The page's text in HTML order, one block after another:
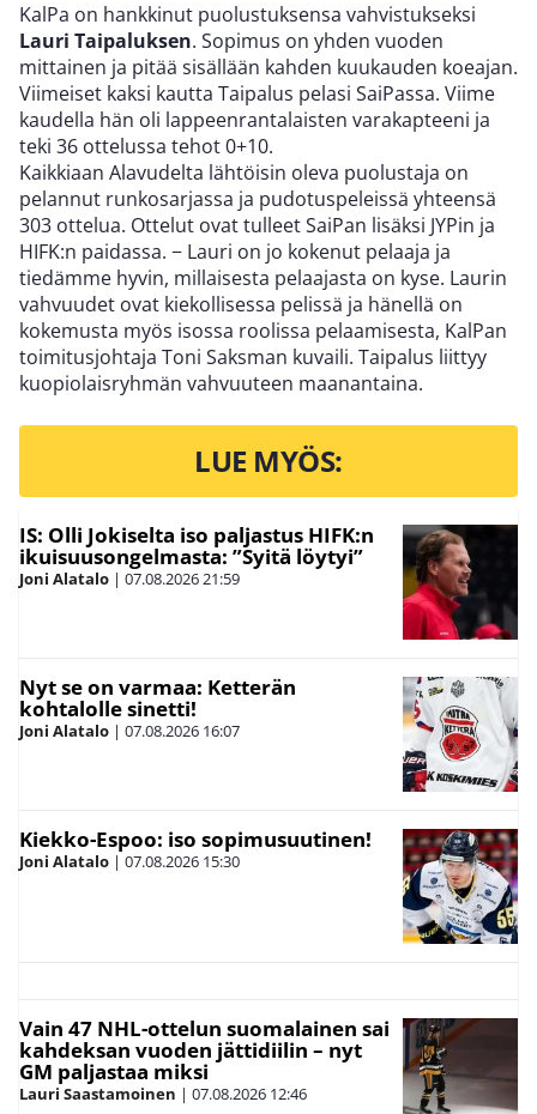
KalPa on hankkinut puolustuksensa vahvistukseksi
Lauri Taipaluksen. Sopimus on yhden vuoden
mittainen ja pitää sisällään kahden kuukauden koeajan.
Viimeiset kaksi kautta Taipalus pelasi SaiPassa. Viime
kaudella hän oli lappeenrantalaisten varakapteeni ja
teki 36 ottelussa tehot 0+10.
Kaikkiaan Alavudelta lähtöisin oleva puolustaja on
pelannut runkosarjassa ja pudotuspeleissä yhteensä
303 ottelua. Ottelut ovat tulleet SaiPan lisäksi JYPin ja
HIFK:n paidassa. − Lauri on jo kokenut pelaaja ja
tiedämme hyvin, millaisesta pelaajasta on kyse. Laurin
vahvuudet ovat kiekollisessa pelissä ja hänellä on
kokemusta myös isossa roolissa pelaamisesta, KalPan
toimitusjohtaja Toni Saksman kuvaili. Taipalus liittyy
kuopiolaisryhmän vahvuuteen maanantaina.
LUE MYÖS:
IS: Olli Jokiselta iso paljastus HIFK:n
ikuisuusongelmasta: ”Syitä löytyi”
Joni Alatalo | 07.08.202621:59
Nyt se on varmaa: Ketterän
kohtalolle sinetti!
Joni Alatalo | 07.08.2026 16:07
Kiekko-Espoo: iso sopimusuutinen!
Joni Alatalo | 07.08.2026 15:30
Vain 47 NHL-ottelun suomalainen sai
kahdeksan vuoden jättidiilin – nyt
GM paljastaa miksi
Lauri Saastamoinen | 07.08.2026 12:46